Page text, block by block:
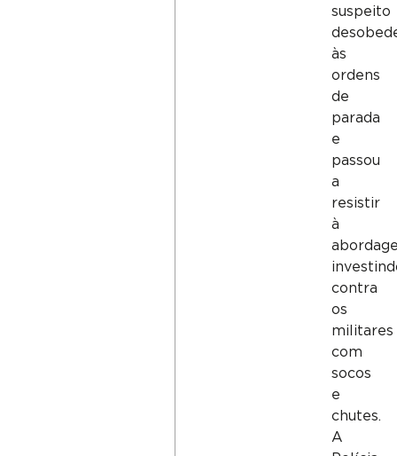
suspeito
às
ordens
de
parada
e
passou
a
resistir
à
contra
os
militares
com
socos
e
chutes.
A